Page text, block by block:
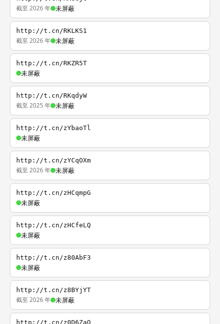
截至 2026 年 未屏蔽
http://t.cn/RKLKS1
截至 2026 年 未屏蔽
http://t.cn/RKZR5T
未屏蔽
http://t.cn/RKqdyW
截至 2025 年 未屏蔽
http://t.cn/zYbaoTl
未屏蔽
http://t.cn/zYCqOXm
截至 2026 年 未屏蔽
http://t.cn/zHCqmpG
未屏蔽
http://t.cn/zHCfeLQ
未屏蔽
http://t.cn/z80AbF3
未屏蔽
http://t.cn/z8BYjYT
截至 2026 年 未屏蔽
http://t.cn/z0D6ZaQ